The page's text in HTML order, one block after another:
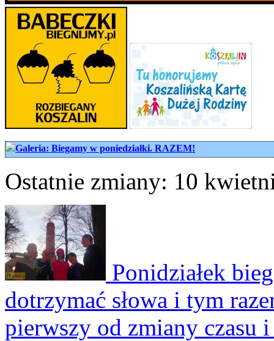
Galeria: Biegamy w poniedziałki. RAZEM!
Ostatnie zmiany: 10
Ponidziałek
dotrzymać słowa i tym
pierwszy od zmiany czasu